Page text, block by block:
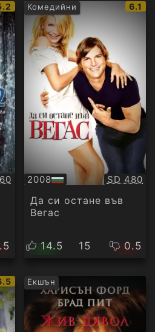
Комедийни
IMDb
6.1
2008
БГ
аудио
SD 480
Да си остане във
Вегас
14.5 15 0.5
Екшън